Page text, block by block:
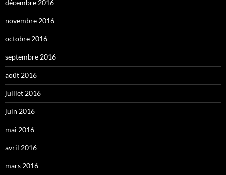
décembre 2016
novembre 2016
octobre 2016
septembre 2016
août 2016
juillet 2016
juin 2016
mai 2016
avril 2016
mars 2016